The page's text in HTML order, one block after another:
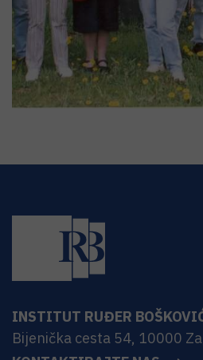
INSTITUT RUĐER
Bijenička cesta 54, 10000